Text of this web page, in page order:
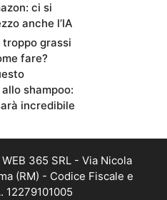
ci si
anche l’IA
grassi
fare?
shampoo:
incredibile
365 SRL - Via Nicola
(RM) - Codice Fiscale e
12279101005